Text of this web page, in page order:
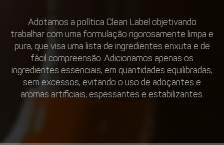
Adotamos a política Clean Label objetivando
trabalhar com uma formulação rigorosamente limpa e
pura, que visa uma lista de ingredientes enxuta e de
fácil compreensão. Adicionamos apenas os
ingredientes essenciais, em quantidades equilibradas,
sem excessos, evitando o uso de adoçantes e
aromas artificiais, espessantes e estabilizantes.